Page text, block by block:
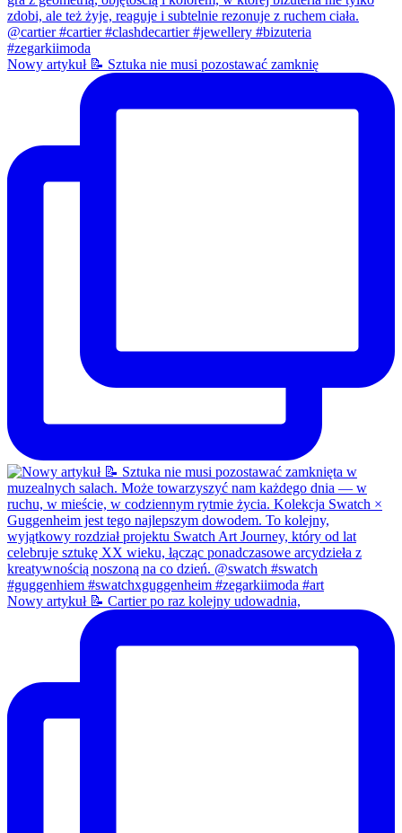
Nowy artykuł 📝 Sztuka nie musi pozostawać zamknię
Nowy artykuł 📝 Cartier po raz kolejny udowadnia,